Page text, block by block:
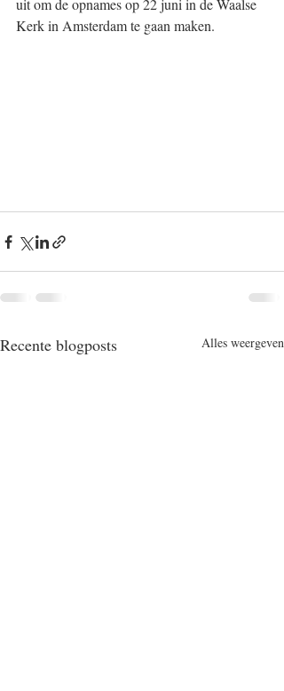
uit om de opnames op 22 juni in de Waalse
Kerk in Amsterdam te gaan maken.
Recente blogposts Alles weergeven